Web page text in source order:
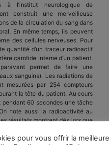
l’institut neurologique de
construit une merveilleuse
de la circulation du sang dans
En même temps, ils peuvent
des cellules nerveuses. Pour
quantité d’un traceur radioactif
carotide interne d’un patient.
permet de faire une
sanguins). Les radiations de
mesurées par 254 compteurs
la tête du patient. Au cours
pendant 60 secondes une tâche
note aussi la radioactivité au
résultats montrent dés lors que
d’accomplir un acte volontaire,
neuraux dans la SMA et nulle
pour vous offrir la meilleure